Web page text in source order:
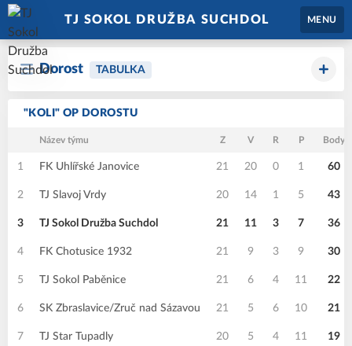
TJ SOKOL DRUŽBA SUCHDOL MENU
Dorost TABULKA
"KOLI" OP DOROSTU
Název týmu Z V R P Body
1 FK Uhlířské Janovice 21 20 0 1 60
2 TJ Slavoj Vrdy 20 14 1 5 43
3 TJ Sokol Družba Suchdol 21 11 3 7 36
4 FK Chotusice 1932 21 9 3 9 30
5 TJ Sokol Paběnice 21 6 4 11 22
6 SK Zbraslavice/Zruč nad Sázavou 21 5 6 10 21
7 TJ Star Tupadly 20 5 4 11 19